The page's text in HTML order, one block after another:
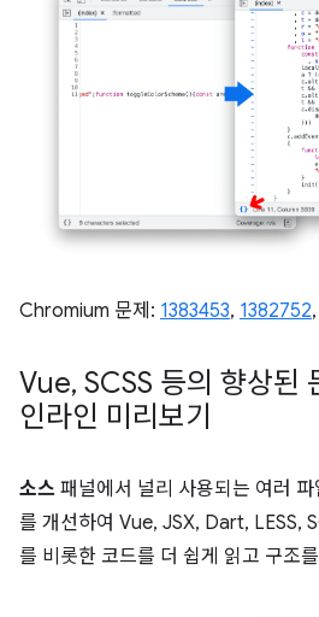
Chromium 문제: 1383453, 1382752,
Vue, SCSS 등의 향상된
인라인 미리보기
소스 패널에서 널리 사용되는 여러
를 개선하여 Vue, JSX, Dart, LESS,
를 비롯한 코드를 더 쉽게 읽고 구조